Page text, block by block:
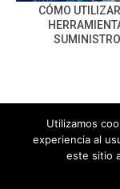
CÓMO
Utilizamos
experiencia al
este sitio